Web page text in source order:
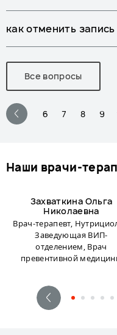
как отменить
Все вопросы
6 7 8 9
наши врачи-
Захваткина Ольга
Николаевна
Врач-терапевт,
Заведующая ВИП-
отделением, Врач
превентивной